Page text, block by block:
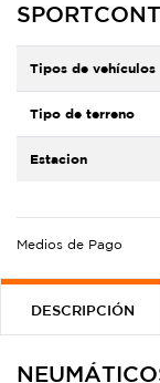
Tipos de vehículos
Tipo de terreno
Estacion
Medios de Pago
DESCRIPCIÓN